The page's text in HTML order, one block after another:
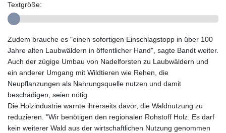
Textgröße:
Zudem brauche es "einen sofortigen Einschlagstopp in über 100
Jahre alten Laubwäldern in öffentlicher Hand", sagte Bandt weiter.
Auch der zügige Umbau von Nadelforsten zu Laubwäldern und
ein anderer Umgang mit Wildtieren wie Rehen, die
Neupflanzungen als Nahrungsquelle nutzen und damit
beschädigen, seien nötig.
Die Holzindustrie warnte ihrerseits davor, die Waldnutzung zu
reduzieren. "Wir benötigen den regionalen Rohstoff Holz. Es darf
kein weiterer Wald aus der wirtschaftlichen Nutzung genommen